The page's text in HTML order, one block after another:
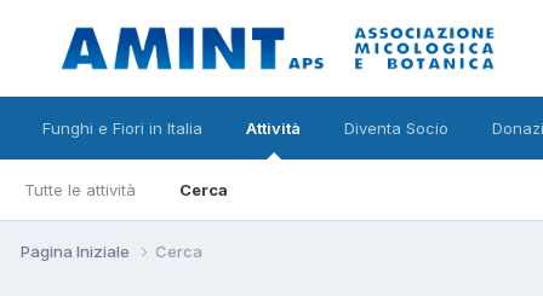
Funghi e Fiori in Italia Attività
Tutte le attività Cerca
Diventa Socio
Pagina Iniziale Cerca